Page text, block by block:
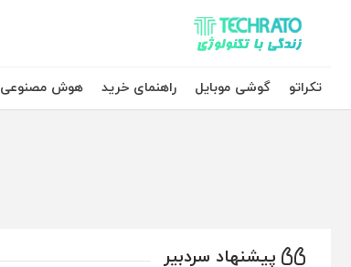
تکراتو – زندگی با تکنولوژی
تکراتو
گوشی موبایل راهنمای خرید هوش مصنوعی
پیشنهاد سردبیر